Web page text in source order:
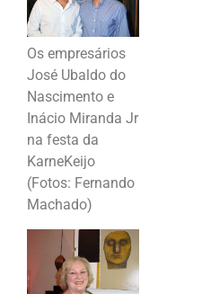
Os empresários
José Ubaldo do
Nascimento e
Inácio Miranda Jr
na festa da
KarneKeijo
(Fotos: Fernando
Machado)